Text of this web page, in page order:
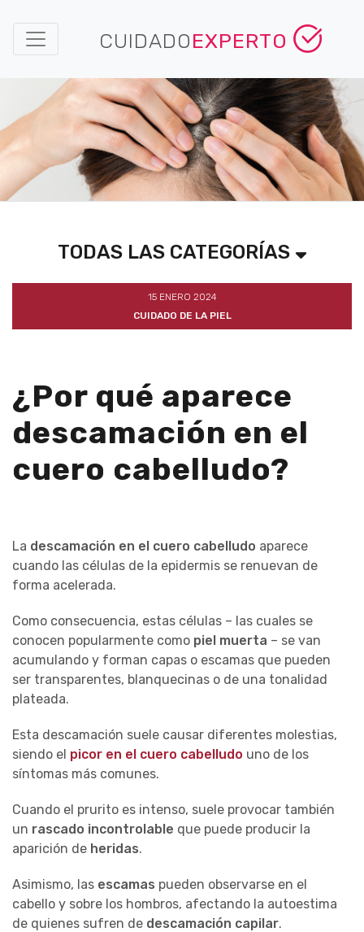
CUIDADOEXPERTO
TODAS LAS CATEGORÍAS
15 ENERO 2024
CUIDADO DE LA PIEL
¿Por qué aparece
descamación en el
cuero cabelludo?
La descamación en el cuero cabelludo aparece
cuando las células de la epidermis se renuevan de
forma acelerada.
Como consecuencia, estas células – las cuales se
conocen popularmente como piel muerta – se van
acumulando y forman capas o escamas que pueden
ser transparentes, blanquecinas o de una tonalidad
plateada.
Esta descamación suele causar diferentes molestias,
siendo el picor en el cuero cabelludo uno de los
síntomas más comunes.
Cuando el prurito es intenso, suele provocar también
un rascado incontrolable que puede producir la
aparición de heridas.
Asimismo, las escamas pueden observarse en el
cabello y sobre los hombros, afectando la autoestima
de quienes sufren de descamación capilar.